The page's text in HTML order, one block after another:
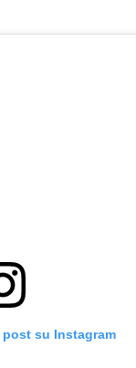
su Instagram